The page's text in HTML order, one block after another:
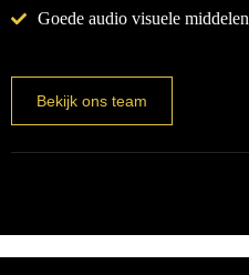
Goede audio visuele middelen
Bekijk ons team